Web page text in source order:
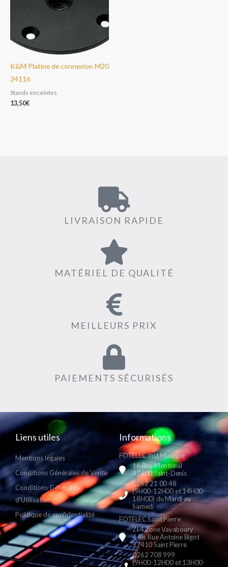
K&M Platine de connexion M20
24116
Stands enceintes
13,50€
LIVRAISON RAPIDE
MATÉRIEL DE QUALITÉ
MEILLEURS PRIX
PAIEMENTS SÉCURISÉS
Liens utiles
Mentions légales
Conditions Générales de Vente
Conditions Générales
d'Utilisation
Politique de confidentialité
Informations
FOTELEC Inst Musique
16 Rue Montreuil
97400 Saint-Denis
0262 21 00 48
(9H00-12H00 et 14H00-
18H00) du Mardi au
Samedi
FOTELEC Saint Pierre
ZI 4 Zone Vayaboury
4 Bis Rue Antoine Bigot
97410 Saint Pierre
0262 708 999
(9H00-12H00 et 13H00-